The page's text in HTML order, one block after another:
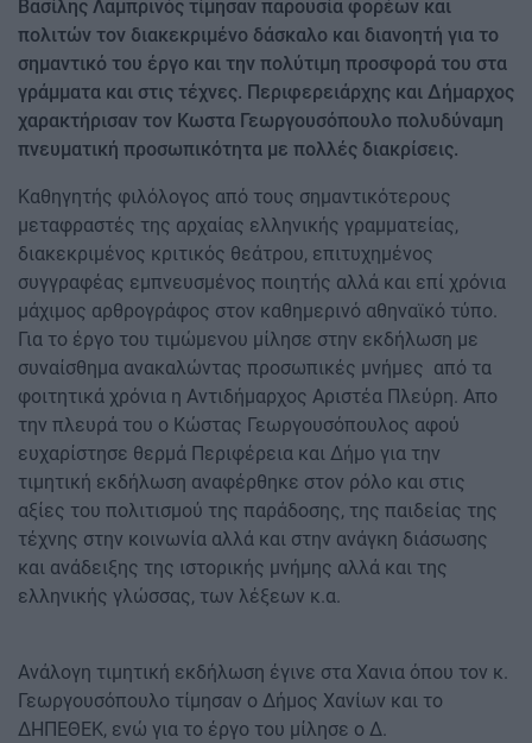
Βασίλης Λαμπρινός τίμησαν παρουσία φορέων και
πολιτών τον διακεκριμένο δάσκαλο και διανοητή για το
σημαντικό του έργο και την πολύτιμη προσφορά του στα
γράμματα και στις τέχνες. Περιφερειάρχης και Δήμαρχος
χαρακτήρισαν τον Κωστα Γεωργουσόπουλο πολυδύναμη
πνευματική προσωπικότητα με πολλές διακρίσεις.
Καθηγητής φιλόλογος από τους σημαντικότερους
μεταφραστές της αρχαίας ελληνικής γραμματείας,
διακεκριμένος κριτικός θεάτρου, επιτυχημένος
συγγραφέας εμπνευσμένος ποιητής αλλά και επί χρόνια
μάχιμος αρθρογράφος στον καθημερινό αθηναϊκό τύπο.
Για το έργο του τιμώμενου μίλησε στην εκδήλωση με
συναίσθημα ανακαλώντας προσωπικές μνήμες από τα
φοιτητικά χρόνια η Αντιδήμαρχος Αριστέα Πλεύρη. Απο
την πλευρά του ο Κώστας Γεωργουσόπουλος αφού
ευχαρίστησε θερμά Περιφέρεια και Δήμο για την
τιμητική εκδήλωση αναφέρθηκε στον ρόλο και στις
αξίες του πολιτισμού της παράδοσης, της παιδείας της
τέχνης στην κοινωνία αλλά και στην ανάγκη διάσωσης
και ανάδειξης της ιστορικής μνήμης αλλά και της
ελληνικής γλώσσας, των λέξεων κ.α.
Ανάλογη τιμητική εκδήλωση έγινε στα Χανια όπου τον κ.
Γεωργουσόπουλο τίμησαν ο Δήμος Χανίων και το
ΔΗΠΕΘΕΚ, ενώ για το έργο του μίλησε ο Δ.